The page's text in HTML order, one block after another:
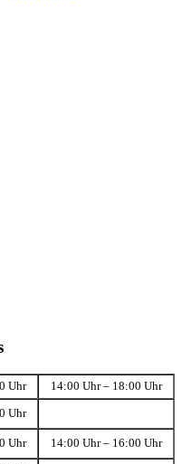
Uhr 14:00 Uhr – 18:00 Uhr
Uhr
Uhr 14:00 Uhr – 16:00 Uhr